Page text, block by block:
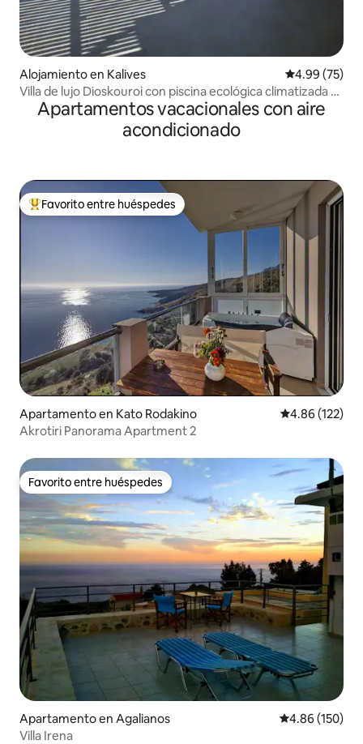
Alojamiento en Kalives Calificación
4.99 (75)
Villa de lujo Dioskouroi con piscina ecológica climatizada y
jacuzzi
Apartamentos vacacionales con aire
acondicionado
Favorito entre huéspedes preferido
Favorito entre huéspedes
Apartamento en Kato Rodakino Calificación
4.86 (122)
Akrotiri Panorama Apartment 2
Favorito entre huéspedes
Favorito entre huéspedes
Apartamento en Agalianos Calificación
4.86 (150)
Villa Irena